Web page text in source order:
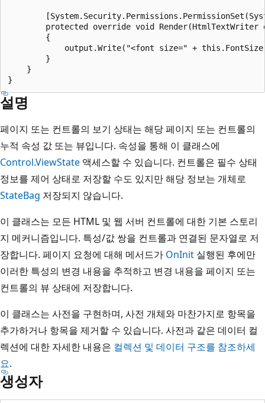
protected override void Render(HtmlTextWriter
        {
output.Write("<font size=" +
        }
    }
설명
페이지 또는 컨트롤의 보기 상태는 해당 페이지 또는 컨트롤의
누적 속성 값 또는 뷰입니다. 속성을 통해 이 클래스에
Control.ViewState 액세스할 수 있습니다. 컨트롤은 필수 상태
정보를 제어 상태로 저장할 수도 있지만 해당 정보는 개체로
StateBag 저장되지 않습니다.
이 클래스는 모든 HTML 및 웹 서버 컨트롤에 대한 기본 스토리
지 메커니즘입니다. 특성/값 쌍을 컨트롤과 연결된 문자열로 저
장합니다. 페이지 요청에 대해 메서드가 OnInit 실행된 후에만
이러한 특성의 변경 내용을 추적하고 변경 내용을 페이지 또는
컨트롤의 뷰 상태에 저장합니다.
이 클래스는 사전을 구현하며, 사전 개체와 마찬가지로 항목을
추가하거나 항목을 제거할 수 있습니다. 사전과 같은 데이터 컬
렉션에 대한 자세한 내용은 컬렉션 및 데이터 구조를 참조하세
요.
생성자